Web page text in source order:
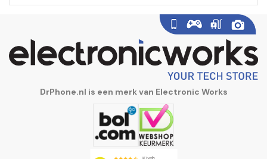
DrPhone.nl is een merk van Electronic Works